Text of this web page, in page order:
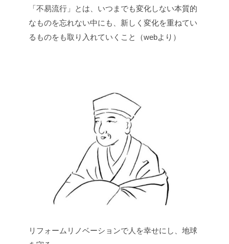
「不易流行」とは、いつまでも変化しない本質的
なものを忘れない中にも、新しく変化を重ねてい
るものをも取り入れていくこと（webより）
リフォームリノベーションで人を幸せにし、地球